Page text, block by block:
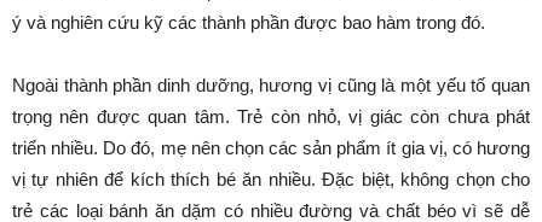
ý và nghiên cứu kỹ các thành phần được bao hàm trong đó.
Ngoài thành phần dinh dưỡng, hương vị cũng là một yếu tố quan
trọng nên được quan tâm. Trẻ còn nhỏ, vị giác còn chưa phát
triển nhiều. Do đó, mẹ nên chọn các sản phẩm ít gia vị, có hương
vị tự nhiên để kích thích bé ăn nhiều. Đặc biệt, không chọn cho
trẻ các loại bánh ăn dặm có nhiều đường và chất béo vì sẽ dễ